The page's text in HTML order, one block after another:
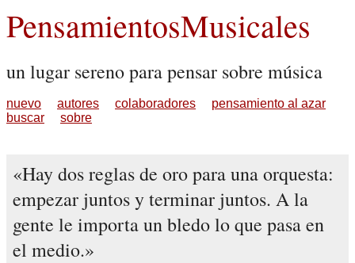
PensamientosMusicales
un lugar sereno para pensar sobre música
nuevo autores colaboradores
pensamiento al azar
buscar
sobre
Hay dos reglas de oro para una orquesta:
empezar juntos y terminar juntos. A la
gente le importa un bledo lo que pasa en
el medio.